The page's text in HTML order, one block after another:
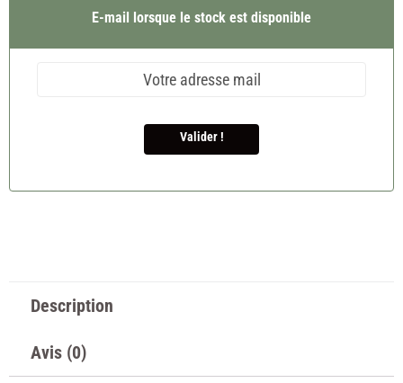
E-mail lorsque le stock est disponible
Valider !
Description
Avis (0)